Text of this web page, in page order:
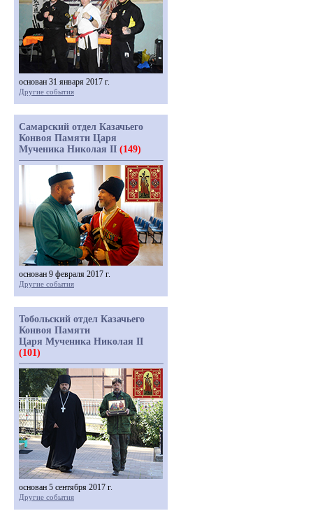
основан 31 января 2017 г.
Другие события
Самарский отдел Казачьего
Конвоя Памяти Царя
Мученика Николая II (149)
основан 9 февраля 2017 г.
Другие события
Тобольский отдел Казачьего
Конвоя Памяти
Царя Мученика Николая II
(101)
основан 5 сентября 2017 г.
Другие события